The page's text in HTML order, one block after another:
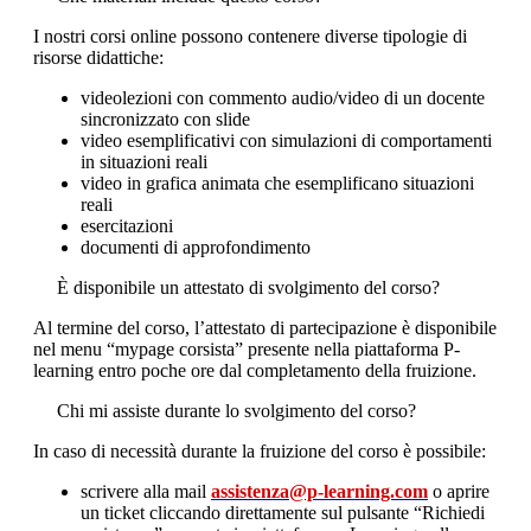
I nostri corsi online possono contenere diverse tipologie di
risorse didattiche:
videolezioni con commento audio/video di un docente
sincronizzato con slide
video esemplificativi con simulazioni di comportamenti
in situazioni reali
video in grafica animata che esemplificano situazioni
reali
esercitazioni
documenti di approfondimento
È disponibile un attestato di svolgimento del corso?
Al termine del corso, l’attestato di partecipazione è disponibile
nel menu “mypage corsista” presente nella piattaforma P-
learning entro poche ore dal completamento della fruizione.
Chi mi assiste durante lo svolgimento del corso?
In caso di necessità durante la fruizione del corso è possibile:
scrivere alla mail assistenza@p-learning.com o aprire
un ticket cliccando direttamente sul pulsante “Richiedi